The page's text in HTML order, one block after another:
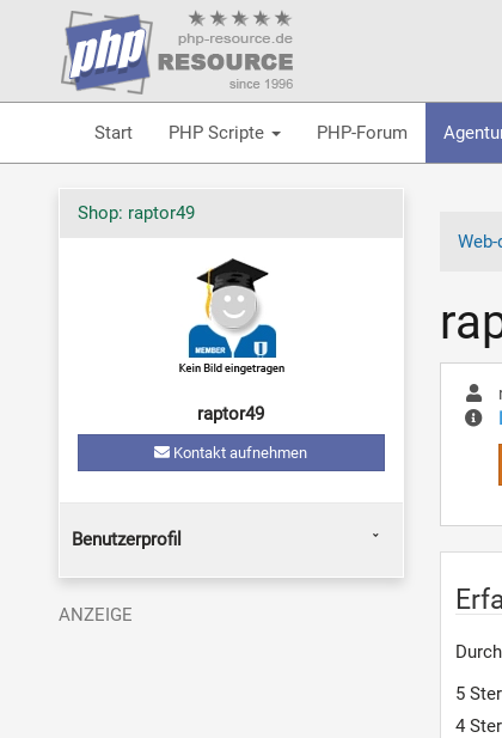
Start PHP Scripte PHP-Forum
5
4
Shop: raptor49
raptor49
Kontakt aufnehmen
Benutzerprofil